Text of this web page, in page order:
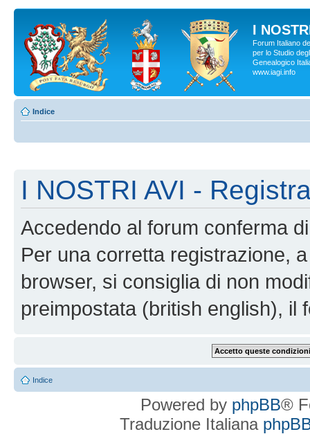
I
Forum Italiano
per lo Studio
Genealogico
www.iagi.info
Indice
I NOSTRI AVI -
Accedendo al forum conferma
Per una corretta registrazione,
browser, si consiglia di non
preimpostata (british english), il
Indice
Powered by phpBB®
Traduzione Italiana